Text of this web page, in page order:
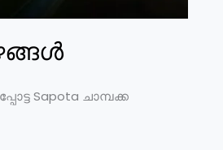
Sapota ചാമ്പക്ക